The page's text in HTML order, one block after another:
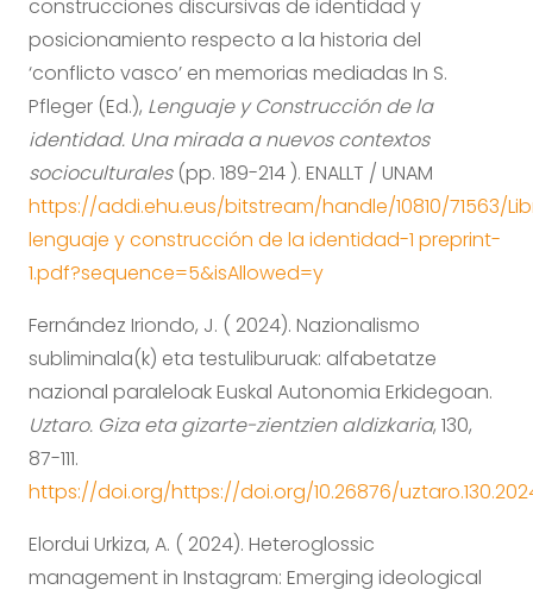
construcciones discursivas de identidad y
posicionamiento respecto a la historia del
‘conflicto vasco’ en memorias mediadas In S.
Pfleger (Ed.), Lenguaje y Construcción de la
identidad. Una mirada a nuevos contextos
socioculturales(pp. 189-214 ). ENALLT / UNAM
https://addi.ehu.eus/bitstream/handle/10810/71563/
lenguaje y construcción de la identidad-1 preprint-
1.pdf?sequence=5&isAllowed=y
Fernández Iriondo, J. ( 2024). Nazionalismo
subliminala(k) eta testuliburuak: alfabetatze
nazional paraleloak Euskal Autonomia Erkidegoan.
Uztaro. Giza eta gizarte-zientzien aldizkaria, 130,
87-111.
https://doi.org/https://doi.org/10.26876/
Elordui Urkiza, A. ( 2024). Heteroglossic
management in Instagram: Emerging ideological